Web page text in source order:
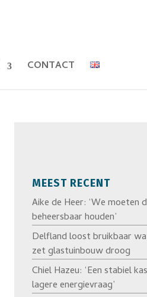
CONTACT
MEEST RECENT
Aike de Heer: ‘We moeten
beheersbaar houden’
Delfland loost bruikbaar
zet glastuinbouw droog
Chiel Hazeu: ‘Een stabiel
lagere energievraag’